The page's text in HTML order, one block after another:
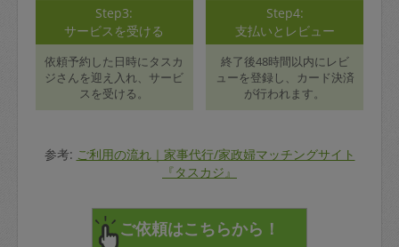
Step3:
サービスを受ける
依頼予約した日時にタスカ
ジさんを迎え入れ、サービ
スを受ける。
Step4:
支払いとレビュー
終了後48時間以内にレビ
ューを登録し、カード決済
が行われます。
参考: ご利用の流れ｜家事代行/家政婦マッチングサイト
『タスカジ』